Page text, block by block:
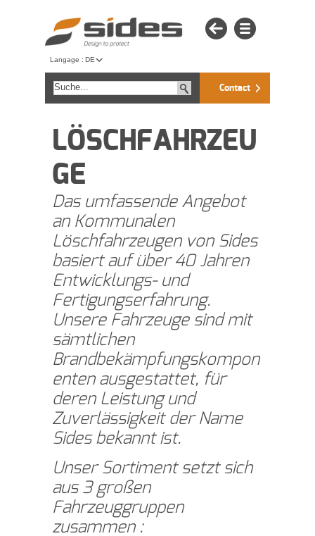
Langage : DE
Contact
LÖSCHFAHRZEU
GE
Das umfassende Angebot
an Kommunalen
Löschfahrzeugen von Sides
basiert auf über 40 Jahren
Entwicklungs- und
Fertigungserfahrung.
Unsere Fahrzeuge sind mit
sämtlichen
Brandbekämpfungskompon
enten ausgestattet, für
deren Leistung und
Zuverlässigkeit der Name
Sides bekannt ist.
Unser Sortiment setzt sich
aus 3 großen
Fahrzeuggruppen
zusammen :